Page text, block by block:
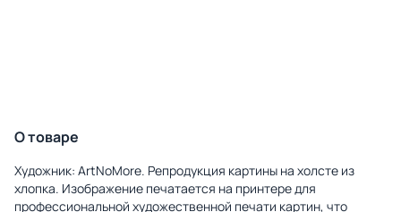
О товаре
Художник: ArtNoMore. Репродукция картины на холсте из
хлопка. Изображение печатается на принтере для
профессиональной художественной печати картин, что